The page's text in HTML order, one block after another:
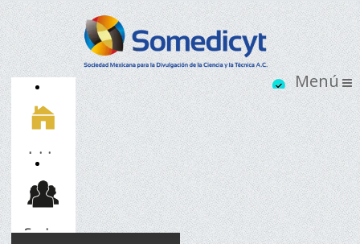
Inicio
Socios